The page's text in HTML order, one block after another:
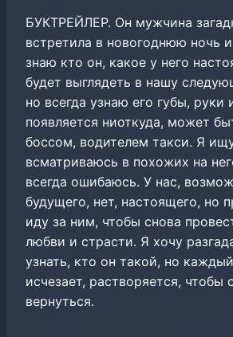
БУКТРЕЙЛЕР. Он мужчина
встретила в новогоднюю ночь
знаю кто он, какое у него
будет выглядеть в нашу
но всегда узнаю его губы, руки
появляется ниоткуда, может
боссом, водителем такси. Я
всматриваюсь в похожих на
всегда ошибаюсь. У нас,
будущего, нет, настоящего, но
иду за ним, чтобы снова
любви и страсти. Я хочу
узнать, кто он такой, но
исчезает, растворяется, чтобы
вернуться.